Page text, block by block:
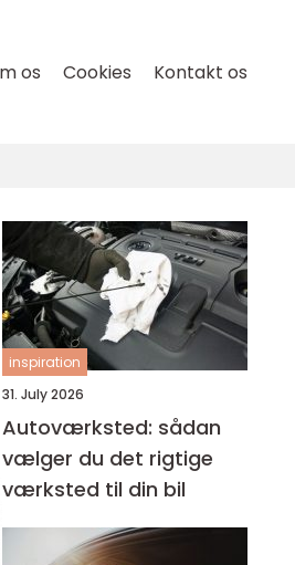
os Cookies Kontakt os
inspiration
31. July 2026
Autoværksted: sådan
vælger du det rigtige
værksted til din bil